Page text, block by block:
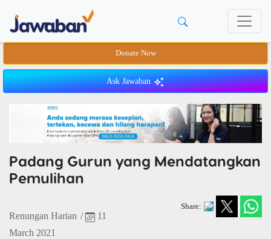
Donate Now
Ask Jawaban
Padang Gurun yang Mendatangkan
Pemulihan
Renungan Harian /
11
March 2021
Share: